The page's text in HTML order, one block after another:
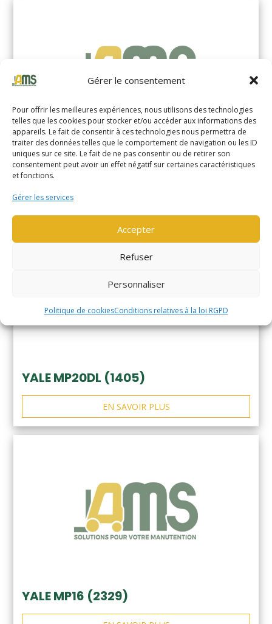
Gérer le consentement
Pour offrir les meilleures expériences, nous utilisons des technologies
telles que les cookies pour stocker et/ou accéder aux informations des
appareils. Le fait de consentir à ces technologies nous permettra de
traiter des données telles que le comportement de navigation ou les ID
uniques sur ce site. Le fait de ne pas consentir ou de retirer son
consentement peut avoir un effet négatif sur certaines caractéristiques
et fonctions.
Gérer les services
Accepter
Refuser
Personnaliser
Politique de cookiesConditions relatives à la loi RGPD
YALE MS14XIL (2510)
YALE MP20DL (1405)
EN SAVOIR PLUS
YALE MP16 (2329)